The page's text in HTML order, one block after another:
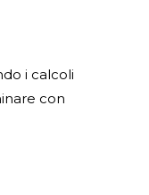
i calcoli
con